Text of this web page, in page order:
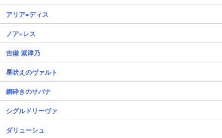
アリア=ディス
ノア=レス
吉備 紫津乃
星吠えのヴァルト
鋼砕きのサバナ
シグルドリーヴァ
ダリューシュ